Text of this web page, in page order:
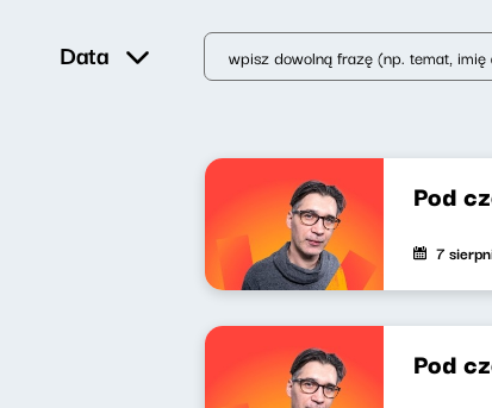
Data
Pod
7
Pod